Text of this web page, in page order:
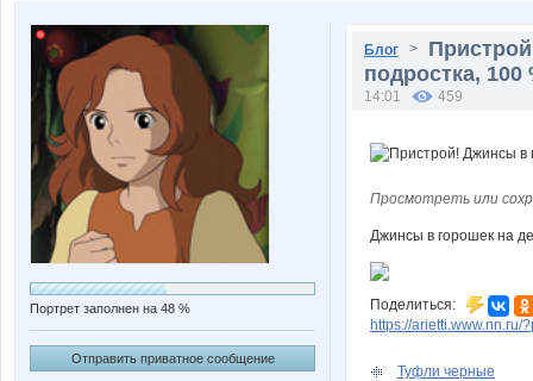
Портрет заполнен на 48 %
Отправить приватное сообщение
Блог >
подростка, 100
14:01 459
Просмотреть или
Джинсы в горошек на
Поделиться:
https://arietti.www.nn.ru/
Туфли черные